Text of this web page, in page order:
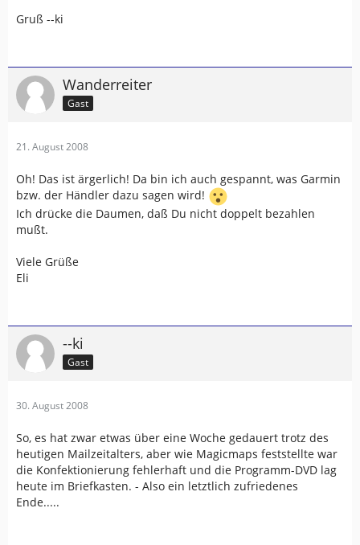
Gruß --ki
Wanderreiter
Gast
21. August 2008
Oh! Das ist ärgerlich! Da bin ich auch gespannt, was Garmin
bzw. der Händler dazu sagen wird!
Ich drücke die Daumen, daß Du nicht doppelt bezahlen
mußt.
Viele Grüße
Eli
--ki
Gast
30. August 2008
So, es hat zwar etwas über eine Woche gedauert trotz des
heutigen Mailzeitalters, aber wie Magicmaps feststellte war
die Konfektionierung fehlerhaft und die Programm-DVD lag
heute im Briefkasten. - Also ein letztlich zufriedenes
Ende.....